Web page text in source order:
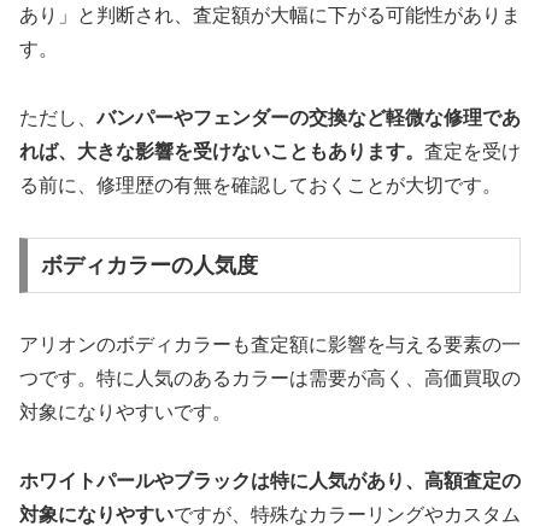
あり」と判断され、査定額が大幅に下がる可能性がありま
す。
ただし、バンパーやフェンダーの交換など軽微な修理であ
れば、大きな影響を受けないこともあります。 査定を受け
る前に、修理歴の有無を確認しておくことが大切です。
ボディカラーの人気度
アリオンのボディカラーも査定額に影響を与える要素の一
つです。特に人気のあるカラーは需要が高く、高価買取の
対象になりやすいです。
ホワイトパールやブラックは特に人気があり、高額査定の
対象になりやすいですが、特殊なカラーリングやカスタム